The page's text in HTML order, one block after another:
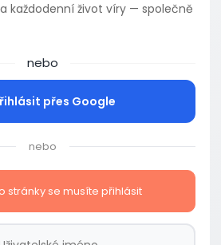
každodenní život víry — společně
nebo
přes Google
nebo
stránky se musíte přihlásit